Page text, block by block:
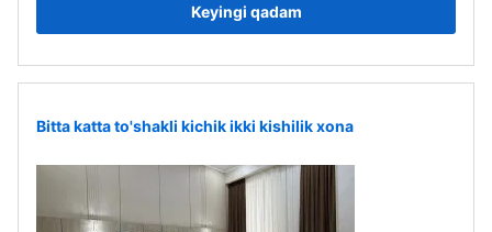
Keyingi qadam
Bitta katta to'shakli kichik ikki kishilik xona